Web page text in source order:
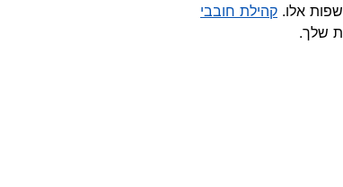
קהילת חובבי
שלך.